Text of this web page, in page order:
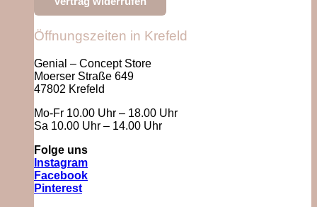
Öffnungszeiten in Krefeld
Genial – Concept Store
Moerser Straße 649
47802 Krefeld
Mo-Fr 10.00 Uhr – 18.00 Uhr
Sa 10.00 Uhr – 14.00 Uhr
Folge uns
Instagram
Facebook
Pinterest